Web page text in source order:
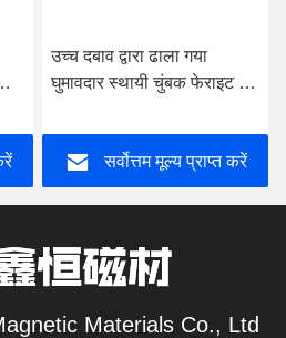
उच्च दबाव द्वारा ढाला गया
घुमावदार स्थायी चुंबक फेराइट का
में किया जाता है
सर्वोत्तम मूल्य प्राप्त करें
Materials Co., Ltd